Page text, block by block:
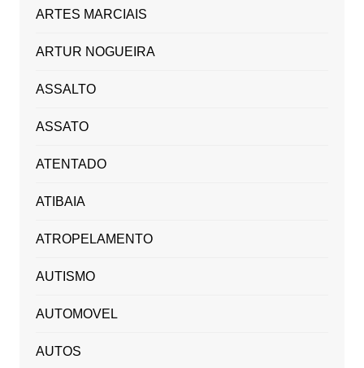
ARTES MARCIAIS
ARTUR NOGUEIRA
ASSALTO
ASSATO
ATENTADO
ATIBAIA
ATROPELAMENTO
AUTISMO
AUTOMOVEL
AUTOS